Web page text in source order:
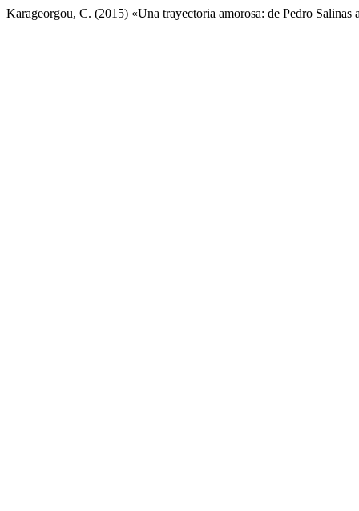
Karageorgou, C. (2015) «Una trayectoria amorosa: de Pedro